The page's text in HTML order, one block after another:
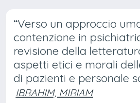
“Verso un approccio
contenzione in
revisione della
aspetti etici e morali
di pazienti e personale
IBRAHIM, MIRIAM